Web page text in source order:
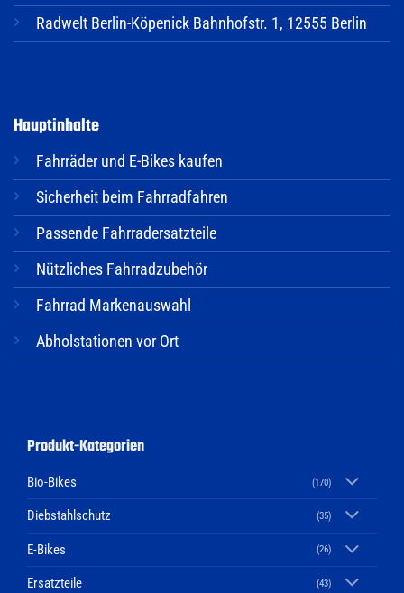
Radwelt Berlin-Köpenick Bahnhofstr. 1, 12555 Berlin
Hauptinhalte
Fahrräder und E-Bikes kaufen
Sicherheit beim Fahrradfahren
Passende Fahrradersatzteile
Nützliches Fahrradzubehör
Fahrrad Markenauswahl
Abholstationen vor Ort
Produkt-Kategorien
Bio-Bikes (170)
Diebstahlschutz (35)
E-Bikes (26)
Ersatzteile (43)